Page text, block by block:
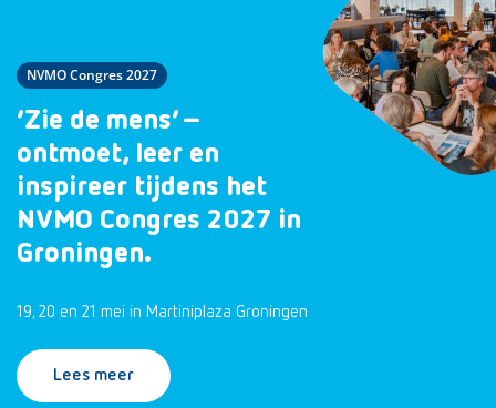
NVMO Congres 2027
‘Zie de mens’ –
ontmoet, leer en
inspireer tijdens het
NVMO Congres 2027 in
Groningen.
19, 20 en 21 mei in Martiniplaza Groningen
Lees meer